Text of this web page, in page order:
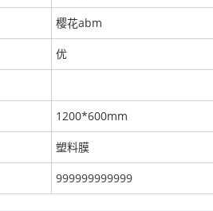
樱花abm
优
1200*600mm
塑料膜
999999999999